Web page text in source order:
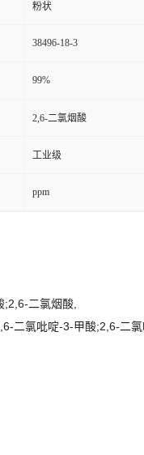
粉状
38496-18-3
99%
2,6-二氯烟酸
工业级
ppm
二氯烟酸,
二氯吡啶-3-甲酸;2,6-二